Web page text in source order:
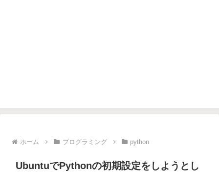
ホーム プログラミング python
UbuntuでPythonの初期設定をしようとし